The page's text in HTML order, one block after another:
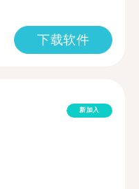
下载软件
新加入